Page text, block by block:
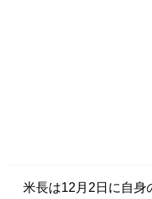
米長は12月2日に自身